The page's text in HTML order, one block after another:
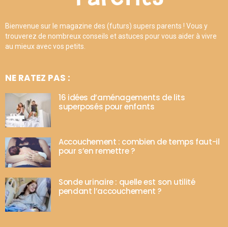
Bienvenue sur le magazine des (futurs) supers parents ! Vous y
trouverez de nombreux conseils et astuces pour vous aider à vivre
au mieux avec vos petits.
NE RATEZ PAS :
16 idées d’aménagements de lits
superposés pour enfants
Accouchement : combien de temps faut-il
pour s’en remettre ?
Sonde urinaire : quelle est son utilité
pendant l’accouchement ?